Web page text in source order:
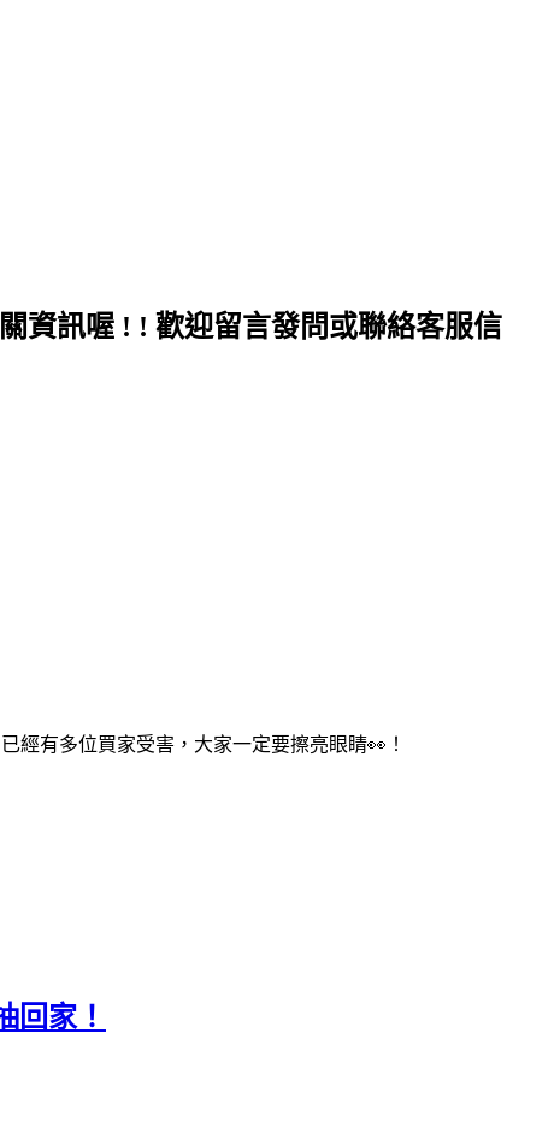
資訊喔 ! ! 歡迎留言發問或聯絡客服信
經有多位買家受害，大家一定要擦亮眼睛👀！
回家！